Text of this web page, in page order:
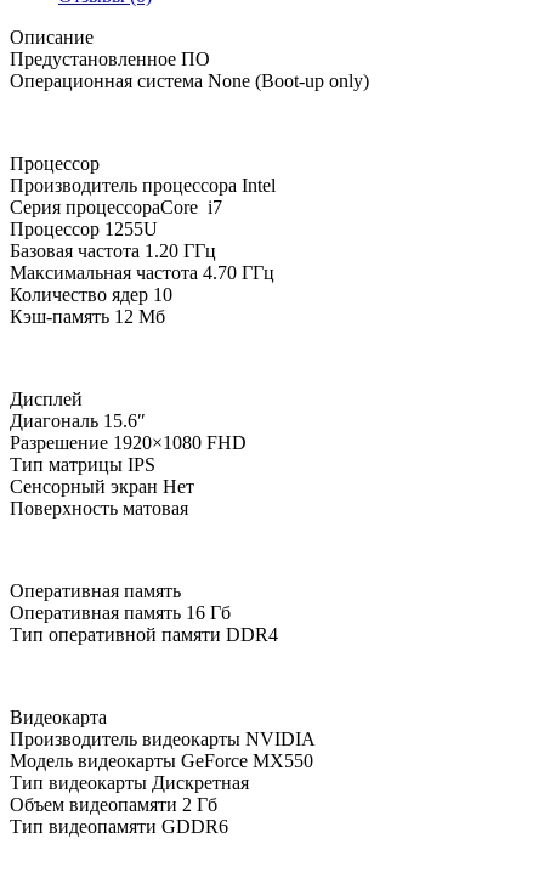
Описание
Предустановленное ПО
Операционная система None (Boot-up only)
Процессор
Производитель процессора Intel
Серия процессораCore i7
Процессор 1255U
Базовая частота 1.20 ГГц
Максимальная частота 4.70 ГГц
Количество ядер 10
Кэш-память 12 Мб
Дисплей
Диагональ 15.6″
Разрешение 1920×1080 FHD
Тип матрицы IPS
Сенсорный экран Нет
Поверхность матовая
Оперативная память
Оперативная память 16 Гб
Тип оперативной памяти DDR4
Видеокарта
Производитель видеокарты NVIDIA
Модель видеокарты GeForce MX550
Тип видеокарты Дискретная
Объем видеопамяти 2 Гб
Тип видеопамяти GDDR6